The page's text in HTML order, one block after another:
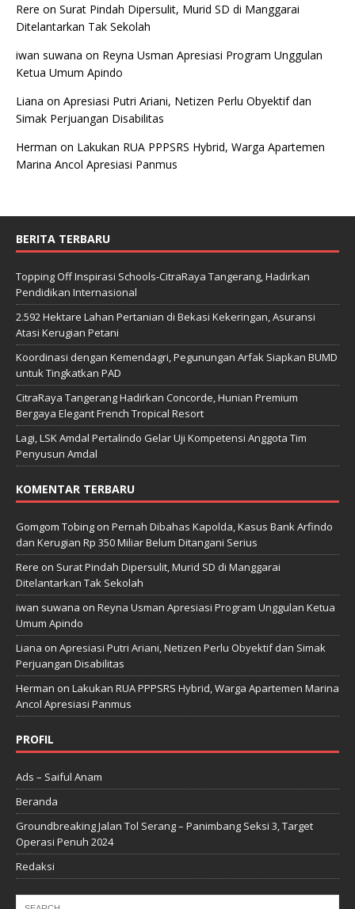
Rere on Surat Pindah Dipersulit, Murid SD di Manggarai
Ditelantarkan Tak Sekolah
iwan suwana on Reyna Usman Apresiasi Program Unggulan
Ketua Umum Apindo
Liana on Apresiasi Putri Ariani, Netizen Perlu Obyektif dan
Simak Perjuangan Disabilitas
Herman on Lakukan RUA PPPSRS Hybrid, Warga Apartemen
Marina Ancol Apresiasi Panmus
BERITA TERBARU
Topping Off Inspirasi Schools-CitraRaya Tangerang, Hadirkan
Pendidikan Internasional
2.592 Hektare Lahan Pertanian di Bekasi Kekeringan, Asuransi
Atasi Kerugian Petani
Koordinasi dengan Kemendagri, Pegunungan Arfak Siapkan BUMD
untuk Tingkatkan PAD
CitraRaya Tangerang Hadirkan Concorde, Hunian Premium
Bergaya Elegant French Tropical Resort
Lagi, LSK Amdal Pertalindo Gelar Uji Kompetensi Anggota Tim
Penyusun Amdal
KOMENTAR TERBARU
Gomgom Tobing on Pernah Dibahas Kapolda, Kasus Bank Arfindo
dan Kerugian Rp 350 Miliar Belum Ditangani Serius
Rere on Surat Pindah Dipersulit, Murid SD di Manggarai
Ditelantarkan Tak Sekolah
iwan suwana on Reyna Usman Apresiasi Program Unggulan Ketua
Umum Apindo
Liana on Apresiasi Putri Ariani, Netizen Perlu Obyektif dan Simak
Perjuangan Disabilitas
Herman on Lakukan RUA PPPSRS Hybrid, Warga Apartemen Marina
Ancol Apresiasi Panmus
PROFIL
Ads – Saiful Anam
Beranda
Groundbreaking Jalan Tol Serang – Panimbang Seksi 3, Target
Operasi Penuh 2024
Redaksi